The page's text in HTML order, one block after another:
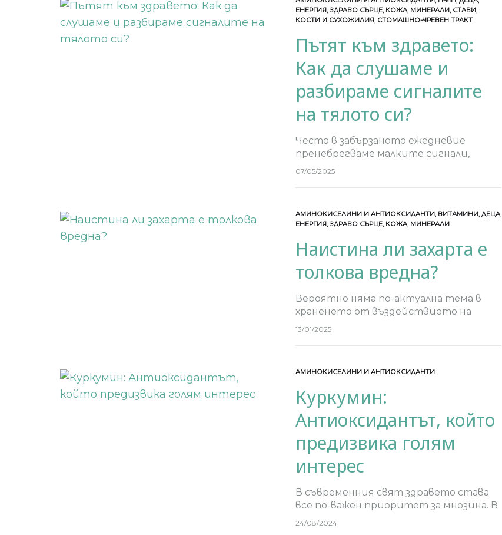
ЕНЕРГИЯ,ЗДРАВО СЪРЦЕ, КОЖА, МИНЕРАЛИ, СТАВИ,
КОСТИ И СУХОЖИЛИЯ, СТОМАШНО-ЧРЕВЕН ТРАКТ
Пътят към здравето:
Как да слушаме и
разбираме сигналите
на тялото си?
Често в забързаното ежедневие
пренебрегваме малките сигнали,
които ни изпраща тялото. Умора,
организмът…
07/05/2025
АМИНОКИСЕЛИНИ И АНТИОКСИДАНТИ, ВИТАМИНИ,ДЕЦА,
ЕНЕРГИЯ,ЗДРАВО СЪРЦЕ, КОЖА, МИНЕРАЛИ
Наистина ли захарта е
толкова вредна?
Вероятно няма по-актуална тема в
храненето от въздействието на
захарта върху здравето и въпроса
13/01/2025
АМИНОКИСЕЛИНИ И АНТИОКСИДАНТИ
Куркумин:
Антиоксидантът, който
предизвика голям
интерес
В съвременния свят здравето става
все по-важен приоритет за мнозина. В
този контекст, естествените
24/08/2024